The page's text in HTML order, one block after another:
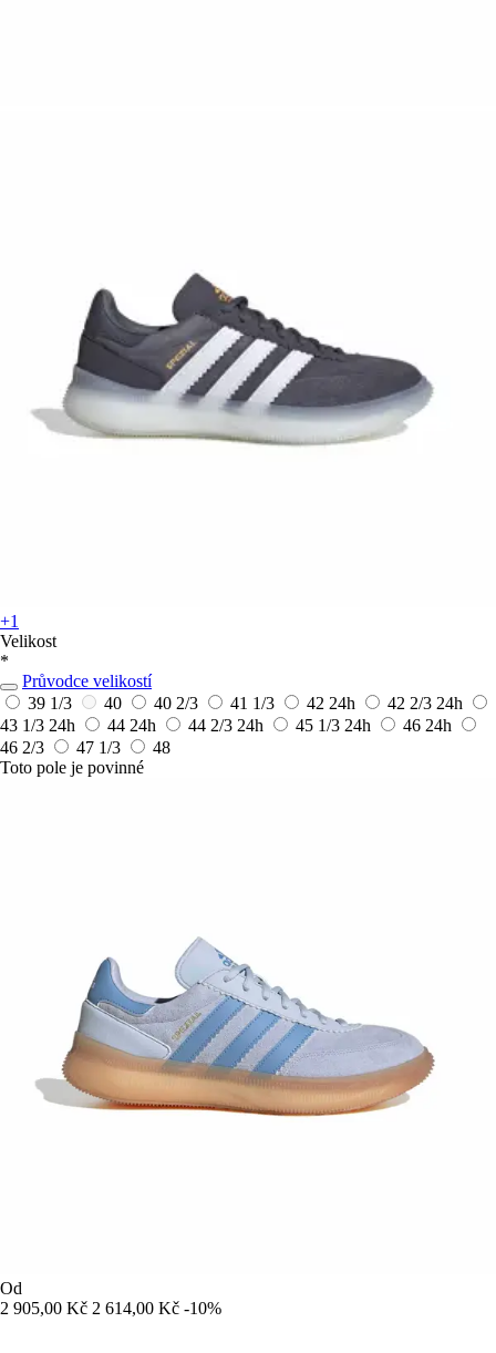
+1
Velikost
*
Průvodce velikostí
39 1/3
40 40 2/3 41 1/3 42 24h 42 2/3 24h
43 1/3 24h 44 24h 44 2/3 24h 45 1/3 24h 46 24h
46 2/3
47 1/3
48
Toto pole je povinné
Od
2 905,00 Kč 2 614,00 Kč -10%